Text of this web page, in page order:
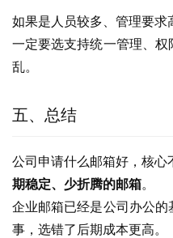
如果是人员较多、管理要求
一定要选支持统一管理、
乱。
五、总结
公司申请什么邮箱好，核心
期稳定、少折腾的邮箱。
企业邮箱已经是公司办公
事，选错了后期成本更高。